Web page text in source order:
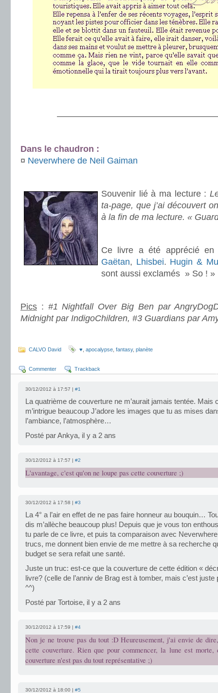
Dans le chaudron :
¤ Neverwhere de Neil Gaiman
Souvenir lié à ma lecture :
ta-page, que j’ai découvert
à la fin de ma lecture. «
Ce livre a été apprécié
Gaëtan, Lhisbei. Hugin &
sont aussi exclamés » So ! »
Pics : #1 Nightfall Over Big Ben par
Midnight par IndigoChildren, #3 Guardians par
CALVO David ♥ apocalypse fantasy, planète
Commenter Trackback
30/12/2012 à 17:57 | #1
La quatrième de couverture ne m’aurait jamais tentée. Mais
m’intrigue beaucoup J’adore les images que tu as mises
l’ambiance, l’atmosphère…
Posté par Ankya, il y a 2 ans
30/12/2012 à 17:57 | #2
L'avantage, c'est qu'on ne loupe pas cette couverture ;)
30/12/2012 à 17:58 | #3
La 4° a l’air en effet de ne pas faire honneur au bouquin…
dis m’allèche beaucoup plus! Depuis que je vous ton
tu parle de ce livre, et puis ta comparaison avec
trucs, me donnent bien envie de me mettre à sa recherche
budget se sera refait une santé.
Juste un truc: est-ce que la couverture de cette édition «
livre? (celle de l’anniv de Brag est à tomber, mais c’est juste
^^)
Posté par Tortoise, il y a 2 ans
30/12/2012 à 17:59 | #4
Non je ne trouve pas du tout :D Heureusement, j'ai envie de
cette couverture. Rien que pour commencer, la lune est
couverture n'est pas du tout représentative ;)
30/12/2012 à 18:00 | #5